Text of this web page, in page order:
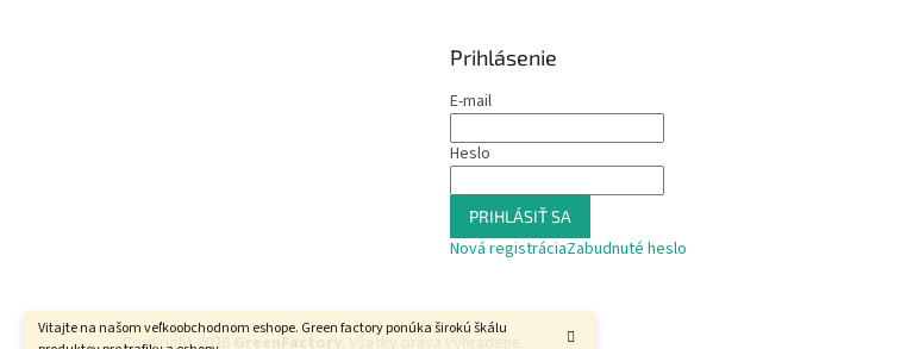
Vitajte na našom veľkoobchodnom eshope. Green factory ponúka širokú škálu
Prihlásenie
E-mail
Heslo
PRIHLÁSIŤ SA
Nová registráciaZabudnuté heslo
Copyright 2026